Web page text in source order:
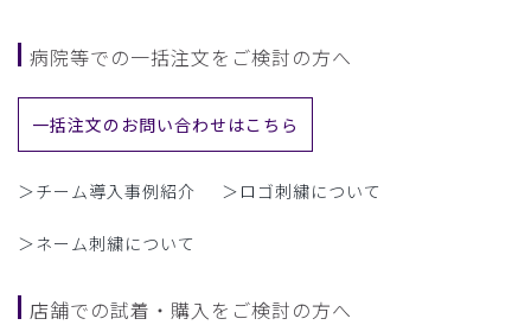
病院等での一括注文をご検討の方へ
一括注文のお問い合わせはこちら
＞チーム導入事例紹介 ＞ロゴ刺繍について
＞ネーム刺繍について
店舗での試着・購入をご検討の方へ